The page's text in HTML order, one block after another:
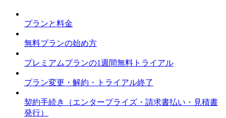
プランと料金
無料プランの始め方
プレミアムプランの1週間無料トライアル
プラン変更・解約・トライアル終了
契約手続き（エンタープライズ・請求書払い・見積書
発行）